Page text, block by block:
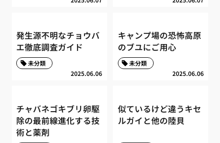
発生源不明なチョウバ
エ徹底調査ガイド
2025.06.06
未分類
キャンプ場の恐怖高原
のブユにご用心
2025.06.06
未分類
チャバネゴキブリ卵駆
除の最前線進化する技
術と薬剤
似ているけど違うキセ
ルガイと他の陸貝